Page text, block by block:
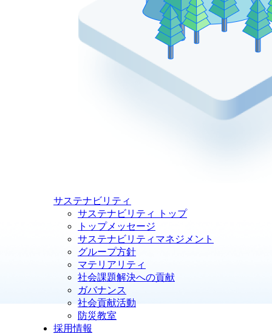
サステナビリティ
サステナビリティ トップ
トップメッセージ
サステナビリティマネジメント
グループ方針
マテリアリティ
社会課題解決への貢献
ガバナンス
社会貢献活動
防災教室
採用情報